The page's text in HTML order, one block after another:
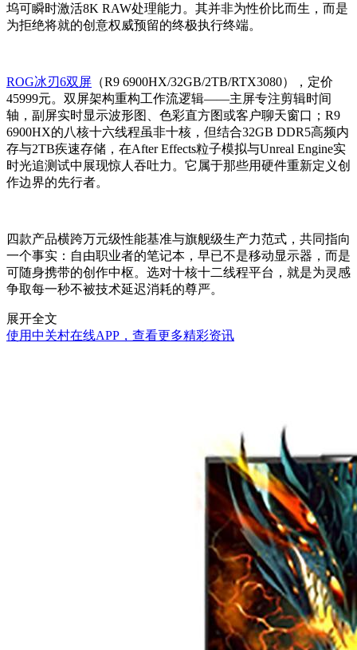
坞可瞬时激活8K RAW处理能力。其并非为性价比而生，而是
为拒绝将就的创意权威预留的终极执行终端。
ROG冰刃6双屏 （R9 6900HX/32GB/2TB/RTX3080），定价
45999元。双屏架构重构工作流逻辑——主屏专注剪辑时间
轴，副屏实时显示波形图、色彩直方图或客户聊天窗口；R9
6900HX的八核十六线程虽非十核，但结合32GB DDR5高频内
存与2TB疾速存储，在After Effects粒子模拟与Unreal Engine实
时光追测试中展现惊人吞吐力。它属于那些用硬件重新定义创
作边界的先行者。
四款产品横跨万元级性能基准与旗舰级生产力范式，共同指向
一个事实：自由职业者的笔记本，早已不是移动显示器，而是
可随身携带的创作中枢。选对十核十二线程平台，就是为灵感
争取每一秒不被技术延迟消耗的尊严。
展开全文
使用中关村在线APP，查看更多精彩资讯